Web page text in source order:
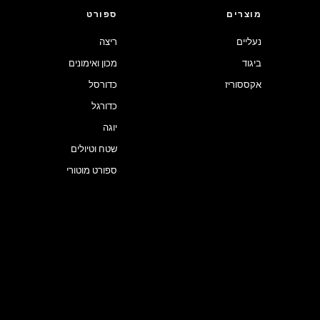
מוצרים
נעליים
ביגוד
אקססוריז
ספורט
ריצה
מכון ואימונים
כדורסל
כדורגל
יוגה
שטח וטיולים
ספורט מוטורי